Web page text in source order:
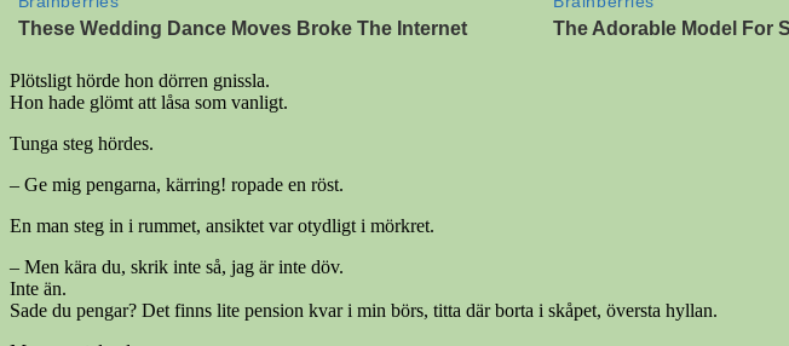
Plötsligt hörde hon dörren gnissla.
Hon hade glömt att låsa som vanligt.
Tunga steg hördes.
– Ge mig pengarna, kärring! ropade en röst.
En man steg in i rummet, ansiktet var otydligt i mörkret.
– Men kära du, skrik inte så, jag är inte döv.
Inte än.
Sade du pengar? Det finns lite pension kvar i min börs, titta där borta i skåpet, översta hyllan.